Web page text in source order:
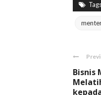
Bisnis